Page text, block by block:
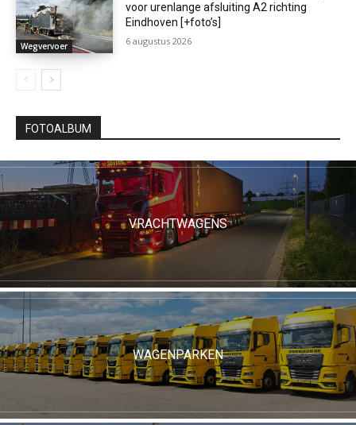
Wegvervoer
voor urenlange afsluiting A2 richting
Eindhoven [+foto’s]
6 augustus 2026
FOTOALBUM
VRACHTWAGENS
WAGENPARKEN